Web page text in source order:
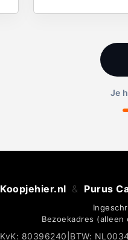
Je
Koopjehier.nl & Purus
Bezoekadres (alleen
KvK: 80396240 BTW: